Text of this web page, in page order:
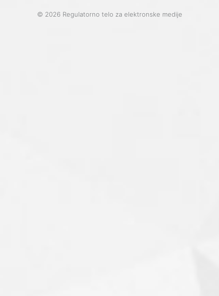
© 2026 Regulatorno telo za elektronske medije